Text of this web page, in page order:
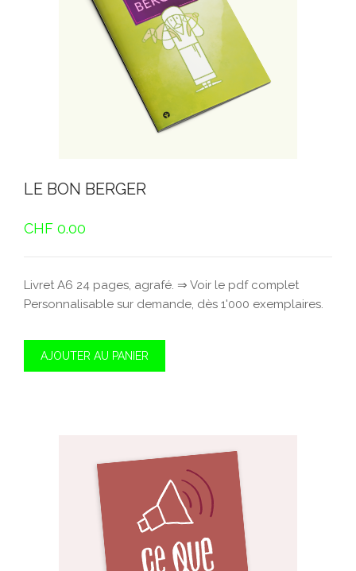
LE BON BERGER
CHF 0.00
Livret A6 24 pages, agrafé. ⇒ Voir le pdf complet
Personnalisable sur demande, dès 1'000 exemplaires.
AJOUTER AU PANIER